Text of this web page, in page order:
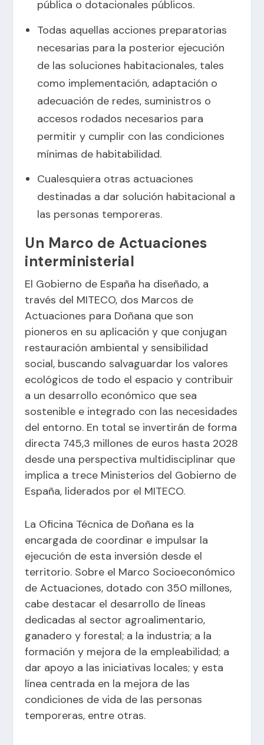
pública o dotacionales públicos.
Todas aquellas acciones preparatorias
necesarias para la posterior ejecución
de las soluciones habitacionales, tales
como implementación, adaptación o
adecuación de redes, suministros o
accesos rodados necesarios para
permitir y cumplir con las condiciones
mínimas de habitabilidad.
Cualesquiera otras actuaciones
destinadas a dar solución habitacional a
las personas temporeras.
Un Marco de Actuaciones
interministerial
El Gobierno de España ha diseñado, a
través del MITECO, dos Marcos de
Actuaciones para Doñana que son
pioneros en su aplicación y que conjugan
restauración ambiental y sensibilidad
social, buscando salvaguardar los valores
ecológicos de todo el espacio y contribuir
a un desarrollo económico que sea
sostenible e integrado con las necesidades
del entorno. En total se invertirán de forma
directa 745,3 millones de euros hasta 2028
desde una perspectiva multidisciplinar que
implica a trece Ministerios del Gobierno de
España, liderados por el MITECO.
La Oficina Técnica de Doñana es la
encargada de coordinar e impulsar la
ejecución de esta inversión desde el
territorio. Sobre el Marco Socioeconómico
de Actuaciones, dotado con 350 millones,
cabe destacar el desarrollo de líneas
dedicadas al sector agroalimentario,
ganadero y forestal; a la industria; a la
formación y mejora de la empleabilidad; a
dar apoyo a las iniciativas locales; y esta
línea centrada en la mejora de las
condiciones de vida de las personas
temporeras, entre otras.